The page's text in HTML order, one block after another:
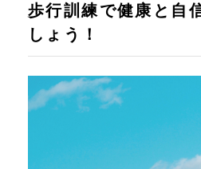
歩行訓練で健康と自
しょう！